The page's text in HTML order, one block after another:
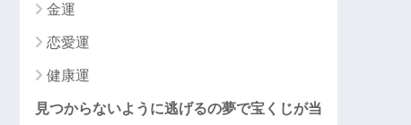
金運
恋愛運
健康運
見つからないように逃げるの夢で宝くじが当